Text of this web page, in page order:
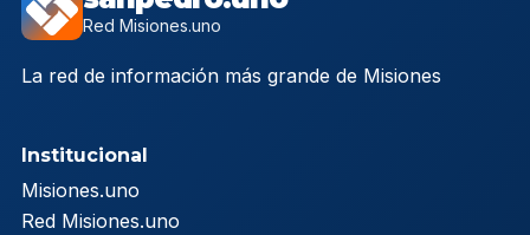
Red Misiones.uno
La red de información más grande de Misiones
Institucional
Misiones.uno
Red Misiones.uno